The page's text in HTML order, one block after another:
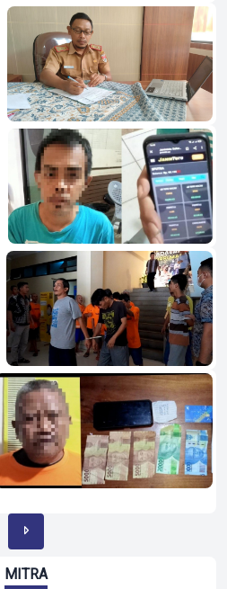
MITRA